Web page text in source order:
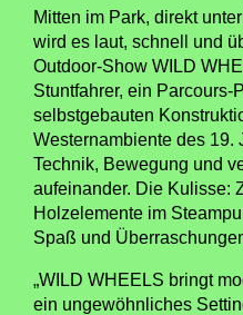
Mitten im Park, direkt
wird es laut, schnell und
Outdoor-Show WILD
Stuntfahrer, ein Parcours-
selbstgebauten
Westernambiente des 19.
Technik, Bewegung und
aufeinander. Die Kulisse:
Holzelemente im
Spaß und
„WILD WHEELS bringt
ein ungewöhnliches